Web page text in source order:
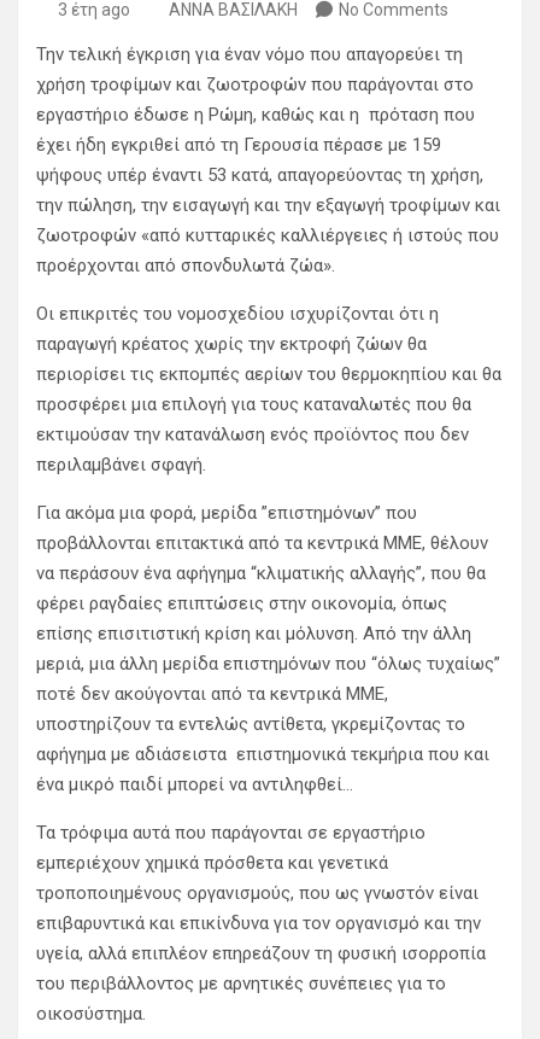
3 έτη ago ΑΝΝΑ ΒΑΣΙΛΑΚΗ No Comments
Την τελική έγκριση για έναν νόμο που απαγορεύει τη
χρήση τροφίμων και ζωοτροφών που παράγονται στο
εργαστήριο έδωσε η Ρώμη, καθώς και η πρόταση που
έχει ήδη εγκριθεί από τη Γερουσία πέρασε με 159
ψήφους υπέρ έναντι 53 κατά, απαγορεύοντας τη χρήση,
την πώληση, την εισαγωγή και την εξαγωγή τροφίμων και
ζωοτροφών «από κυτταρικές καλλιέργειες ή ιστούς που
προέρχονται από σπονδυλωτά ζώα».
Οι επικριτές του νομοσχεδίου ισχυρίζονται ότι η
παραγωγή κρέατος χωρίς την εκτροφή ζώων θα
περιορίσει τις εκπομπές αερίων του θερμοκηπίου και θα
προσφέρει μια επιλογή για τους καταναλωτές που θα
εκτιμούσαν την κατανάλωση ενός προϊόντος που δεν
περιλαμβάνει σφαγή.
Για ακόμα μια φορά, μερίδα ”επιστημόνων” που
προβάλλονται επιτακτικά από τα κεντρικά ΜΜΕ, θέλουν
να περάσουν ένα αφήγημα “κλιματικής αλλαγής”, που θα
φέρει ραγδαίες επιπτώσεις στην οικονομία, όπως
επίσης επισιτιστική κρίση και μόλυνση. Από την άλλη
μεριά, μια άλλη μερίδα επιστημόνων που “όλως τυχαίως”
ποτέ δεν ακούγονται από τα κεντρικά ΜΜΕ,
υποστηρίζουν τα εντελώς αντίθετα, γκρεμίζοντας το
αφήγημα με αδιάσειστα επιστημονικά τεκμήρια που και
ένα μικρό παιδί μπορεί να αντιληφθεί…
Τα τρόφιμα αυτά που παράγονται σε εργαστήριο
εμπεριέχουν χημικά πρόσθετα και γενετικά
τροποποιημένους οργανισμούς, που ως γνωστόν είναι
επιβαρυντικά και επικίνδυνα για τον οργανισμό και την
υγεία, αλλά επιπλέον επηρεάζουν τη φυσική ισορροπία
του περιβάλλοντος με αρνητικές συνέπειες για το
οικοσύστημα.